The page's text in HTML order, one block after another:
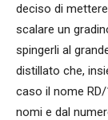
deciso di
scalare un
spingerli al
distillato che,
caso il nome
nomi e dal